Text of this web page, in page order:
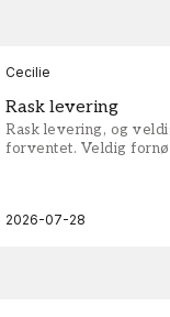
Cecilie
Rask levering
Rask levering, og
forventet. Veldig
2026-07-28